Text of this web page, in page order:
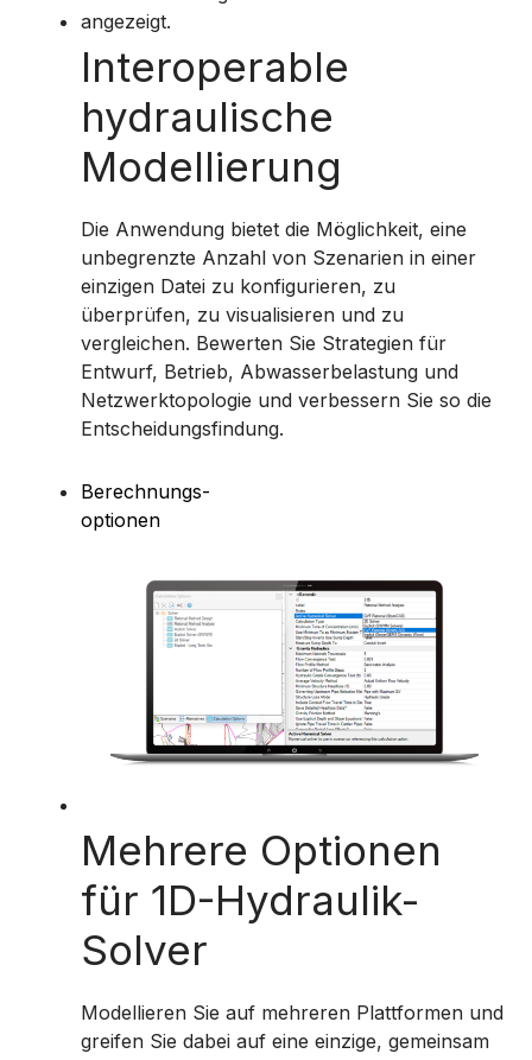
Interoperable
hydraulische
Modellierung
Die Anwendung bietet die Möglichkeit, eine
unbegrenzte Anzahl von Szenarien in einer
einzigen Datei zu konfigurieren, zu
überprüfen, zu visualisieren und zu
vergleichen. Bewerten Sie Strategien für
Entwurf, Betrieb, Abwasserbelastung und
Netzwerktopologie und verbessern Sie so die
Entscheidungsfindung.
Berechnungs-
optionen
Mehrere Optionen
für 1D-Hydraulik-
Solver
Modellieren Sie auf mehreren Plattformen und
greifen Sie dabei auf eine einzige, gemeinsam